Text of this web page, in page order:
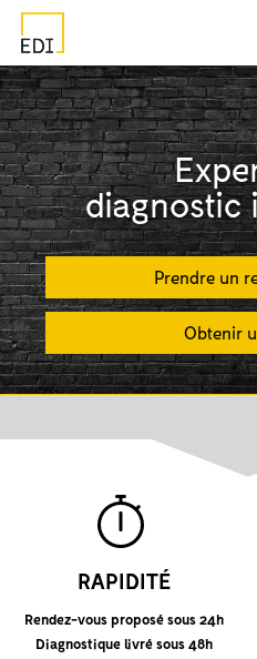
diagnostic
Prendre un
Obtenir
RAPIDITÉ
Rendez-vous proposé sous 24h
Diagnostique livré sous 48h